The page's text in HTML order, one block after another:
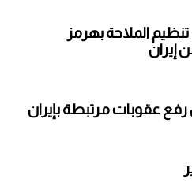
الملاحة بهرمز
إيران
رفع عقوبات مرتبطة بإيران